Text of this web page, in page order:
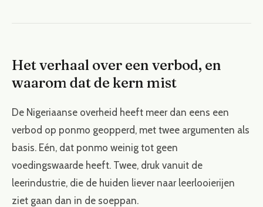
Het verhaal over een verbod, en
waarom dat de kern mist
De Nigeriaanse overheid heeft meer dan eens een
verbod op ponmo geopperd, met twee argumenten als
basis. Eén, dat ponmo weinig tot geen
voedingswaarde heeft. Twee, druk vanuit de
leerindustrie, die de huiden liever naar leerlooierijen
ziet gaan dan in de soeppan.